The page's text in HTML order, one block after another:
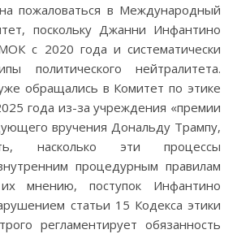
пожаловаться в Международный
поскольку Джанни Инфантино
с 2020 года и систематически
политического нейтралитета.
обращались в Комитет по этике
года из-за учреждения «премии
вручения Дональду Трампу,
насколько эти процессы
процедурным правилам
мнению, поступок Инфантино
статьи 15 Кодекса этики
регламентирует обязанность